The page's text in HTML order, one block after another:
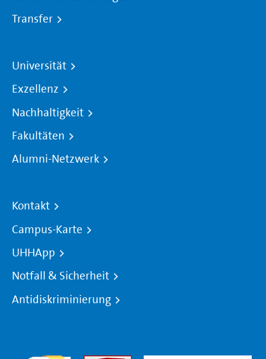
Transfer
Universität
Exzellenz
Nachhaltigkeit
Fakultäten
Alumni-Netzwerk
Kontakt
Campus-Karte
UHHApp
Notfall & Sicherheit
Antidiskriminierung